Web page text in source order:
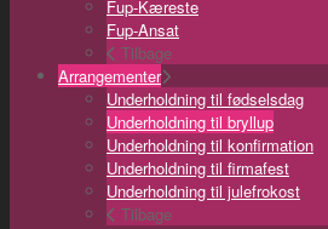
Fup-Kæreste
Fup-Ansat
Tilbage
Arrangementer
Underholdning til fødselsdag
Underholdning til bryllup
Underholdning til konfirmation
Underholdning til firmafest
Underholdning til julefrokost
Tilbage